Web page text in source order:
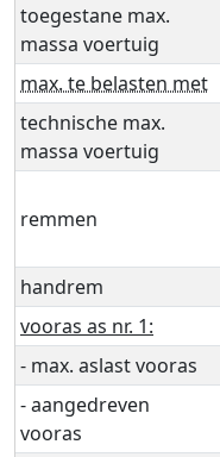
toegestane max.
massa voertuig
max. te belasten met
technische max.
massa voertuig
remmen
handrem
vooras as nr. 1:
- max. aslast vooras
- aangedreven
vooras